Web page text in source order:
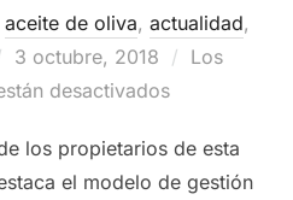
aceite de oliva, actualidad,
Publicado
el
3 octubre, 2018
Los
desactivados
los propietarios de esta
el modelo de gestión